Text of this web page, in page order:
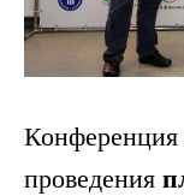
Конференция
проведения